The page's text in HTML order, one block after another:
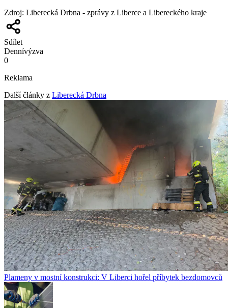
Zdroj: Liberecká Drbna - zprávy z Liberce a Libereckého kraje
Sdílet
Dennívýzva
0
Reklama
Další články z Liberecká Drbna
Plameny v mostní konstrukci: V Liberci hořel příbytek bezdomovců